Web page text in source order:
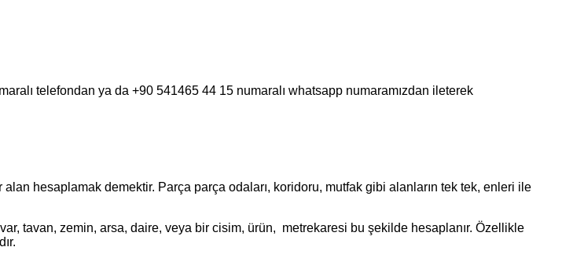
telefondan ya da +90 541465 44 15 numaralı whatsapp numaramızdan ileterek
hesaplamak demektir. Parça parça odaları, koridoru, mutfak gibi alanların tek tek, enleri ile
tavan, zemin, arsa, daire, veya bir cisim, ürün, metrekaresi bu şekilde hesaplanır. Özellikle